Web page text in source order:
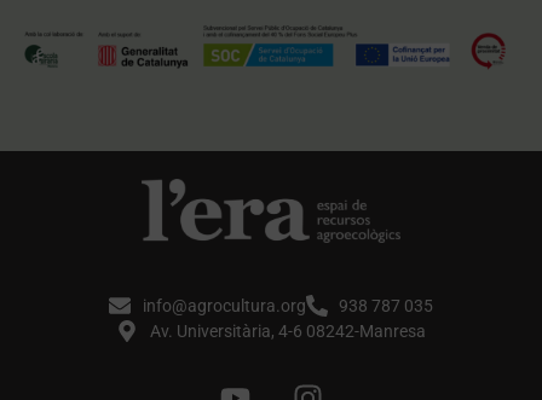
info@agrocultura.org
938 787 035
Av. Universitària, 4-6 08242-Manresa